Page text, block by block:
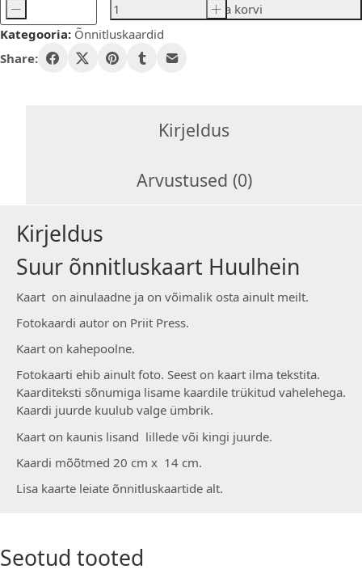
Suur
õnnitluskaart
Huulhein
- +
Lisa korvi
Kategooria: Õnnitluskaardid
Share:
Kirjeldus
Arvustused (0)
Kirjeldus
Suur õnnitluskaart Huulhein
Kaart on ainulaadne ja on võimalik osta ainult meilt.
Fotokaardi autor on Priit Press.
Kaart on kahepoolne.
Fotokaarti ehib ainult foto. Seest on kaart ilma tekstita.
Kaarditeksti sõnumiga lisame kaardile trükitud vahelehega.
Kaardi juurde kuulub valge ümbrik.
Kaart on kaunis lisand lillede või kingi juurde.
Kaardi mõõtmed 20 cm x 14 cm.
Lisa kaarte leiate õnnitluskaartide alt.
Seotud tooted